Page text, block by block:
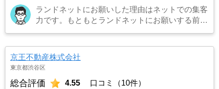
ランドネットにお願いした理由はネットでの集客
力です。もともとランドネットにお願いする前は
場がないことで地元の不動産屋では取り扱っても
らえませんでした。そこでそれまでに取引があ
した。 …もっと見る
京王不動産株式会社
東京都渋谷区
総合評価 4.55 口コミ（10件）